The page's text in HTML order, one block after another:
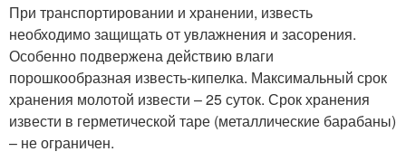
При транспортировании и хранении, известь
необходимо защищать от увлажнения и засорения.
Особенно подвержена действию влаги
порошкообразная известь-кипелка. Максимальный срок
хранения молотой извести – 25 суток. Срок хранения
извести в герметической таре (металлические барабаны)
– не ограничен.